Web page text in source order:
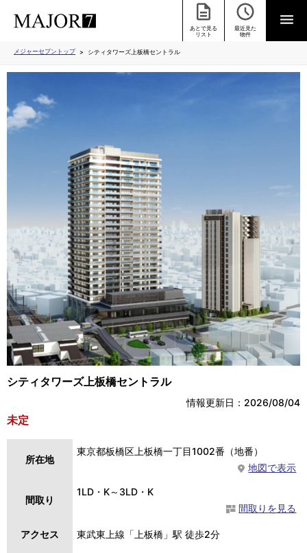
あとで見る
リスト
最近見た
物件
メジャーセブントップ シティタワーズ上板橋セントラル
シティタワーズ上板橋セントラル
情報更新日：2026/08/04
未定
所在地
東京都板橋区上板橋一丁目1002番（地番）
地図で表示
間取り
1LD・K～3LD・K
間取りを見る
アクセス 東武東上線「上板橋」駅 徒歩2分